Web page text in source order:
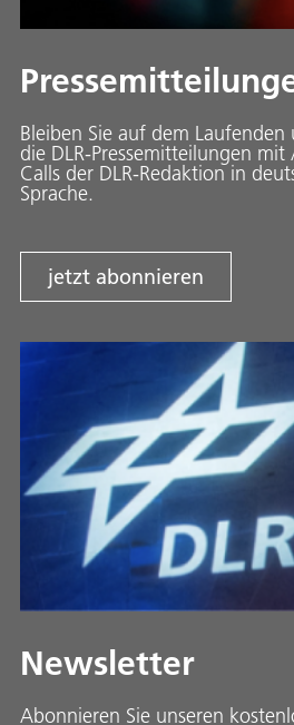
Bleiben Sie auf dem
die DLR-Pressemitteilungen
Calls der DLR-Redaktion in
Sprache.
jetzt abonnieren
Newsletter
Abonnieren Sie unseren